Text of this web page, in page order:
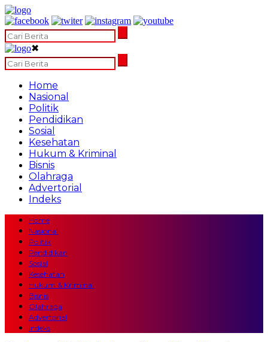
✖
Home
Nasional
Politik
Pendidikan
Sosial
Kesehatan
Hukum & Kriminal
Bisnis
Olahraga
Advertorial
Indeks
Home
Nasional
Politik
Pendidikan
Sosial
Kesehatan
Hukum & Kriminal
Bisnis
Olahraga
Advertorial
Indeks